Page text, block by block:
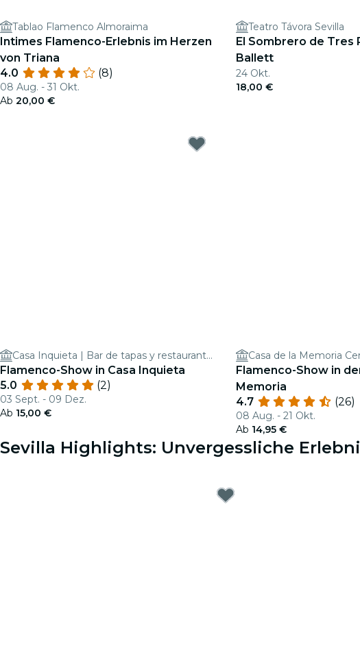
Tablao Flamenco Almoraima
Intimes Flamenco-Erlebnis im Herzen
von Triana
4.0
(8)
08 Aug. - 31 Okt.
Ab 20,00 €
Teatro Távora Sevilla
El Sombrero de Tres
Ballett
24 Okt.
18,00 €
Casa Inquieta | Bar de tapas y restaurante en Sevilla
Flamenco-Show in Casa Inquieta
5.0
(2)
03 Sept. - 09 Dez.
Ab 15,00 €
Flamenco-Show in
Memoria
4.7
(26)
08 Aug. - 21 Okt.
Ab 14,95 €
Sevilla Highlights: Unvergessliche